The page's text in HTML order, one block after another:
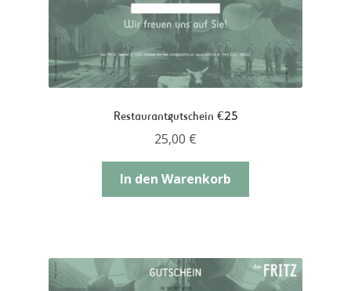
Restaurantgutschein €25
25,00 €
In den Warenkorb